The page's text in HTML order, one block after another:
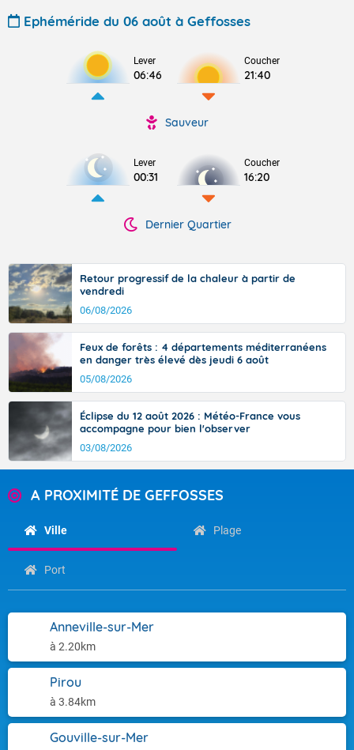
Ephéméride du 06 août à Geffosses
Lever
06:46
Coucher
21:40
Sauveur
Lever
00:31
Coucher
16:20
Dernier Quartier
Retour progressif de la chaleur à partir de
vendredi
06/08/2026
Feux de forêts : 4 départements méditerranéens
en danger très élevé dès jeudi 6 août
05/08/2026
Éclipse du 12 août 2026 : Météo-France vous
accompagne pour bien l'observer
03/08/2026
A PROXIMITÉ DE GEFFOSSES
Ville Plage
Port
Anneville-sur-Mer
à 2.20km
Pirou
à 3.84km
Gouville-sur-Mer